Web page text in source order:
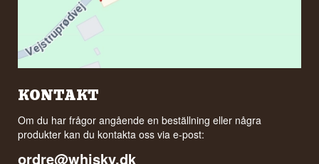
KONTAKT
Om du har frågor angående en beställning eller några
produkter kan du kontakta oss via e-post:
ordre@whisky.dk